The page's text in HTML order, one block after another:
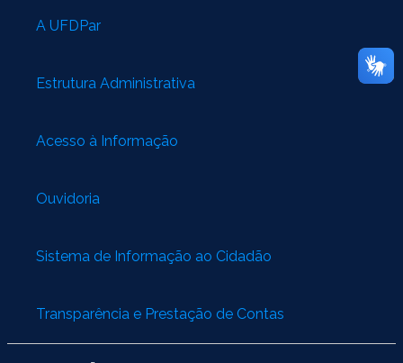
A UFDPar
Estrutura Administrativa
Acesso à Informação
Ouvidoria
Sistema de Informação ao Cidadão
Transparência e Prestação de Contas